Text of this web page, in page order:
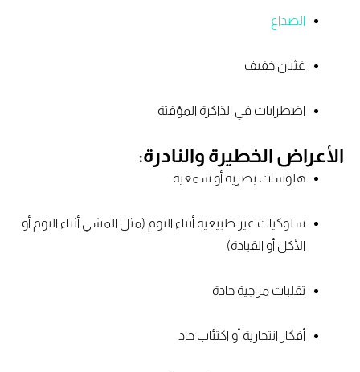
الصداع
غثيان خفيف
اضطرابات في الذاكرة المؤقتة
الأعراض الخطيرة والنادرة:
هلوسات بصرية أو سمعية
سلوكيات غير طبيعية أثناء النوم (مثل المشي أثناء النوم أو
الأكل أو القيادة)
تقلبات مزاجية حادة
أفكار انتحارية أو اكتئاب حاد